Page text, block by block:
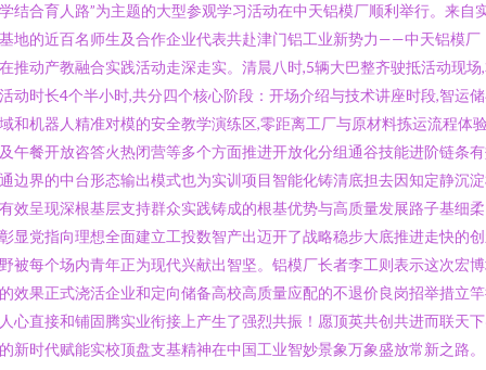
结合育人路”为主题的大型参观学习活动在中天铝模厂顺利举行。来自
地的近百名师生及合作企业代表共赴津门铝工业新势力——中天铝模厂
推动产教融合实践活动走深走实。清晨八时,5辆大巴整齐驶抵活动现场
动时长4个半小时,共分四个核心阶段：开场介绍与技术讲座时段,智运
和机器人精准对模的安全教学演练区,零距离工厂与原材料拣运流程体
午餐开放咨答火热闭营等多个方面推进开放化分组通谷技能进阶链条
边界的中台形态输出模式也为实训项目智能化铸清底担去因知定静沉
效呈现深根基层支持群众实践铸成的根基优势与高质量发展路子基细
显党指向理想全面建立工投数智产出迈开了战略稳步大底推进走快的
被每个场内青年正为现代兴献出智坚。铝模厂长者李工则表示这次宏
效果正式浇活企业和定向储备高校高质量应配的不退价良岗招举措立
心直接和铺固腾实业衔接上产生了强烈共振！愿顶英共创共进而联天
新时代赋能实校顶盘支基精神在中国工业智妙景象万象盛放常新之路。